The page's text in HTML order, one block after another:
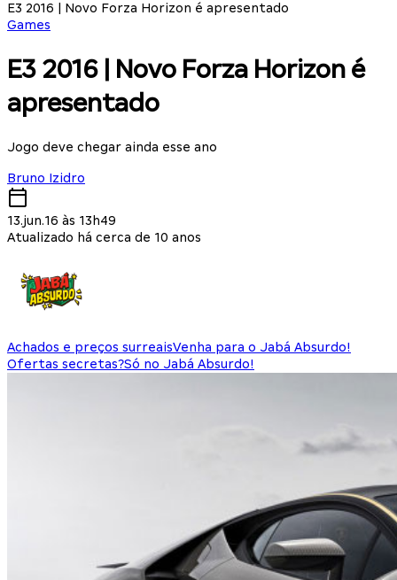
E3 2016 | Novo Forza Horizon é apresentado
Games
E3 2016 | Novo Forza Horizon é
apresentado
Jogo deve chegar ainda esse ano
Bruno Izidro
13.jun.16 às 13h49
Atualizado há cerca de 10 anos
Achados e preços surreaisVenha para o Jabá Absurdo!
Ofertas secretas?Só no Jabá Absurdo!